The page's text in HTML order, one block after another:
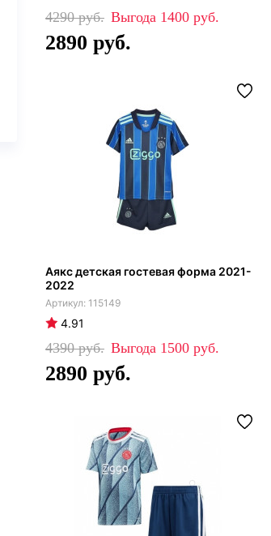
4290 1400
2890
Аякс детская гостевая форма 2021-
2022
115149
4.91
4390 1500
2890